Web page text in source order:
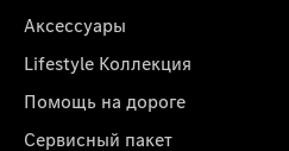
Аксессуары
Lifestyle Коллекция
Помощь на дороге
Сервисный пакет